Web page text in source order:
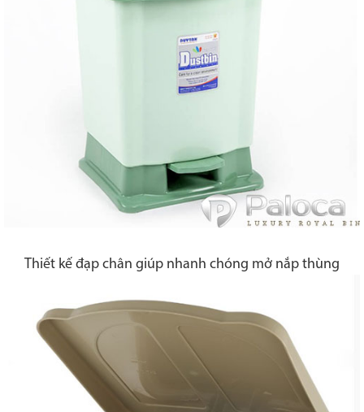
Thiết kế đạp chân giúp nhanh chóng mở nắp thùng